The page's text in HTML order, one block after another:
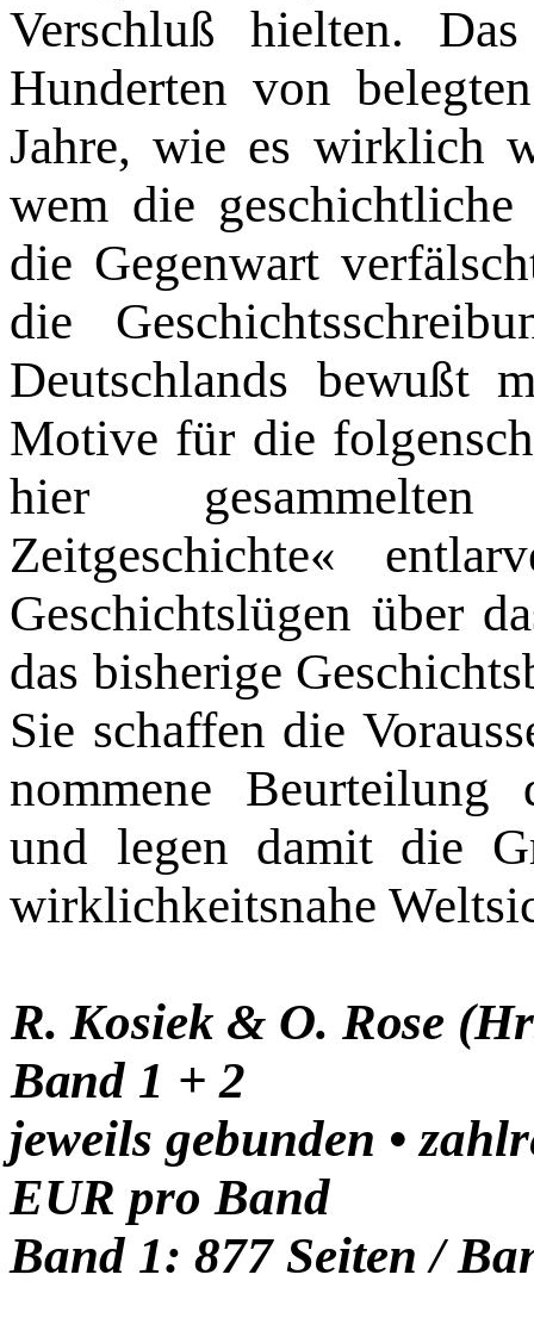
Verschluß hielten.
Hunderten von
Jahre, wie es wirklich
wem die
die Gegenwart
die
Deutschlands bewußt
Motive für die
hier
Zeitgeschichte«
Geschichtslügen über
das bisherige
Sie schaffen die
nommene Beurteilung
und legen damit die
wirk­lichkeitsnahe
R. Kosiek & O. Rose
Band 1 + 2
jeweils gebunden •
EUR pro Band
Band 1: 877 Seiten /